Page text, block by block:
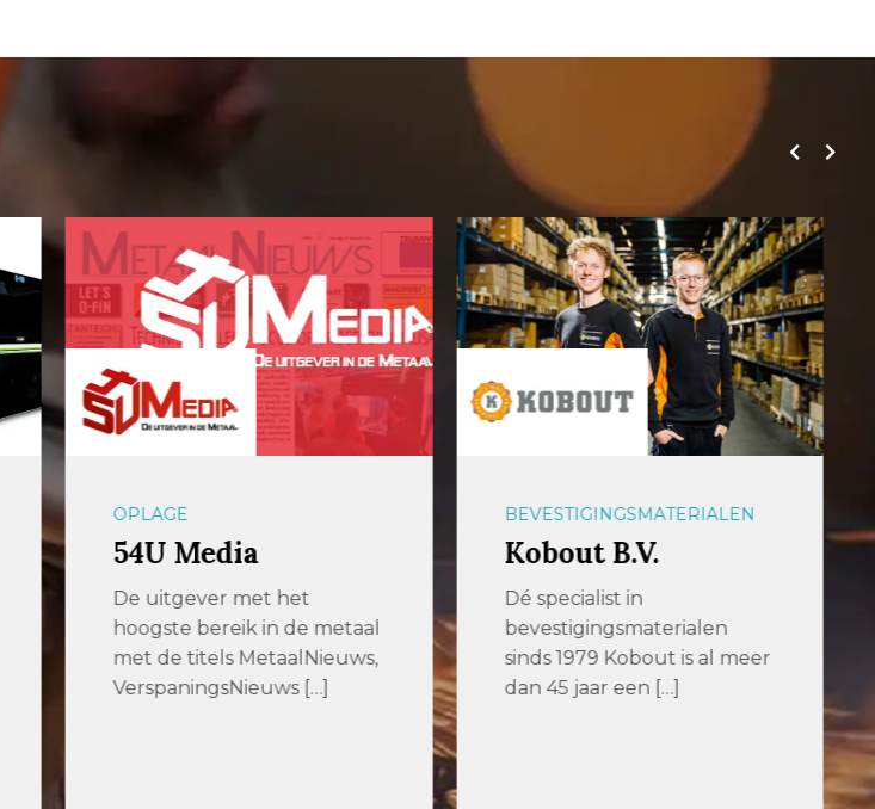
BEVESTIGINGSMATERIALEN
Kobout B.V.
Dé specialist in
bevestigingsmaterialen
sinds 1979 Kobout is al meer
dan 45 jaar een […]
PLAATBEWERKING
GICOM
Metaalbewerking
IJzersterk vakmanschap op
maat. GICOM is een
veelzijdig